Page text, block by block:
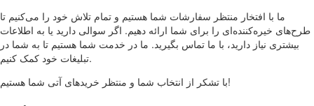
ما با افتخار منتظر سفارشات شما هستیم و تمام تلاش خود را می‌کنیم تا
طرح‌های خیره‌کننده‌ای را برای شما ارائه دهیم. اگر سوالی دارید یا به اطلاعات
بیشتری نیاز دارید، با ما تماس بگیرید. ما در خدمت شما هستیم تا به شما در
تبلیغات خود کمک کنیم.
با تشکر از انتخاب شما و منتظر خریدهای آتی شما هستیم!